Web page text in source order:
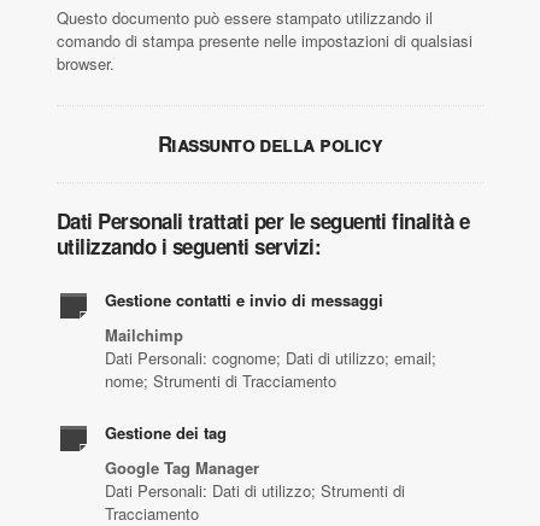
Questo documento può essere stampato utilizzando il
comando di stampa presente nelle impostazioni di qualsiasi
browser.
Riassunto della policy
Dati Personali trattati per le seguenti finalità e
utilizzando i seguenti servizi:
Gestione contatti e invio di messaggi
Mailchimp
Dati Personali: cognome; Dati di utilizzo; email;
nome; Strumenti di Tracciamento
Gestione dei tag
Google Tag Manager
Dati Personali: Dati di utilizzo; Strumenti di
Tracciamento